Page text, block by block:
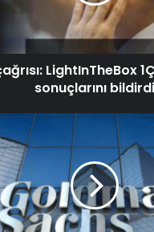
LightInTheBox
sonuçlarını bildirdi